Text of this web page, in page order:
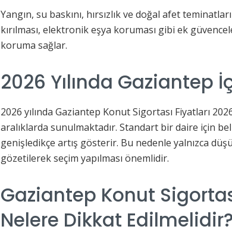
Yangın, su baskını, hırsızlık ve doğal afet
kırılması, elektronik eşya koruması gibi ek
koruma sağlar.
2026 Yılında Gaziantep
2026 yılında Gaziantep Konut Sigortası Fiyatları
aralıklarda sunulmaktadır. Standart bir daire için
genişledikçe artış gösterir. Bu nedenle yalnızca
gözetilerek seçim yapılması önemlidir.
Gaziantep Konut
Nelere Dikkat Edilmelidir?